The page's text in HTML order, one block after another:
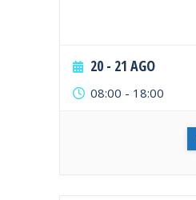
20 - 21 AGO
08:00 - 18:00